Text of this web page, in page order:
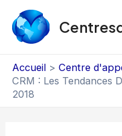
contenu
Accueil
Centre
CRM : Les Tendances
2018